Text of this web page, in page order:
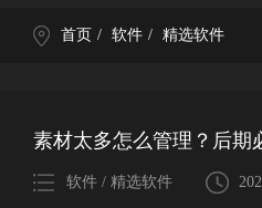
首页 / 软件 / 精选软件
素材太多怎么管理？后期
软件 / 精选软件